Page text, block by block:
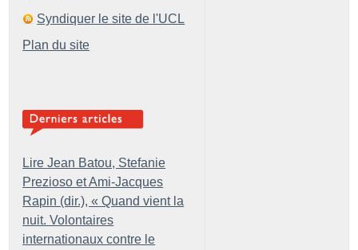
Syndiquer le site de l'UCL
Plan du site
Lire Jean Batou, Stefanie
Prezioso et Ami-Jacques
Rapin (dir.), « Quand vient la
nuit. Volontaires
internationaux contre le